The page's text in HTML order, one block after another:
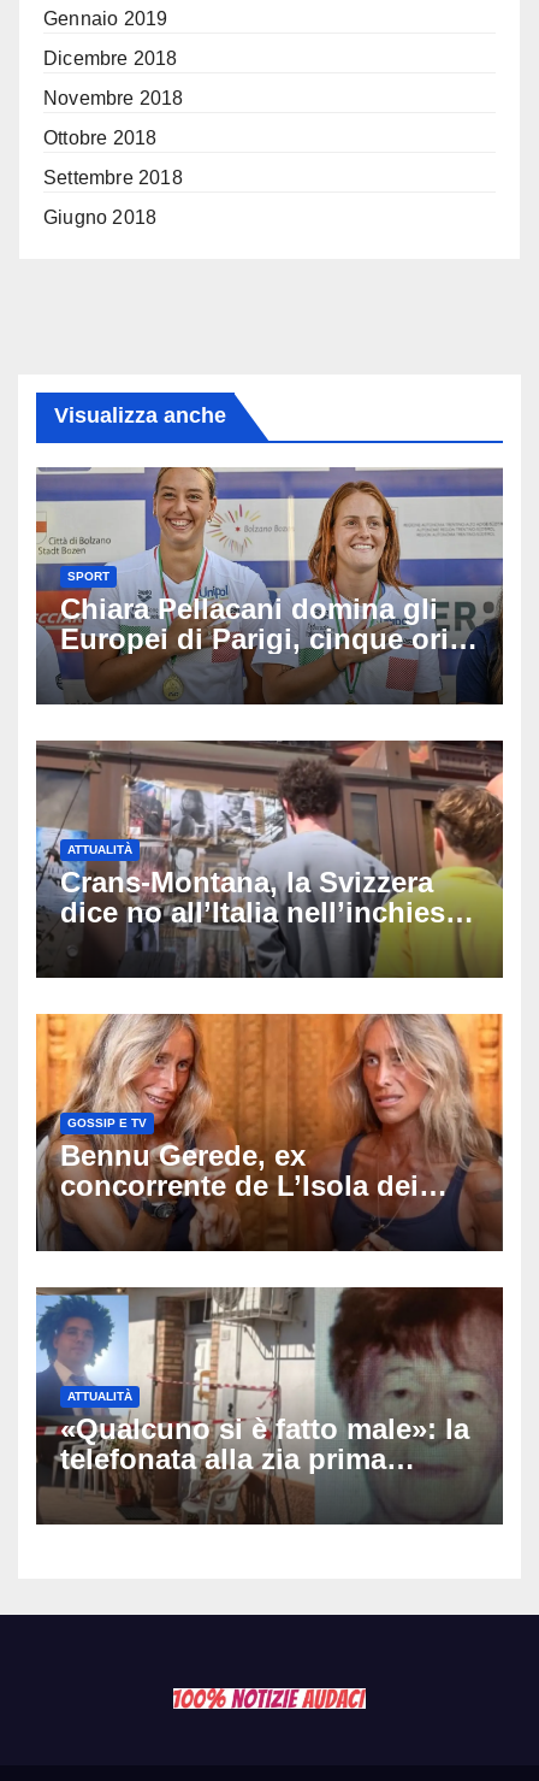
Gennaio 2019
Dicembre 2018
Novembre 2018
Ottobre 2018
Settembre 2018
Giugno 2018
Visualizza anche
SPORT
Chiara Pellacani domina gli
Europei di Parigi, cinque ori
in cinque gare: ‘Nel sincro
siamo da medaglia olimpica’
ATTUALITÀ
Crans-Montana, la Svizzera
dice no all’Italia nell’inchiesta
sul rogo: respinta la richiesta
di costituirsi parte civile
GOSSIP E TV
Bennu Gerede, ex
concorrente de L’Isola dei
Famosi fermata dopo una
diretta: cosa ha mostrato e
processo
ATTUALITÀ
«Qualcuno si è fatto male»: la
telefonata alla zia prima
dell’orrore, arrestato il 25enne
che ha ucciso la nonna ad